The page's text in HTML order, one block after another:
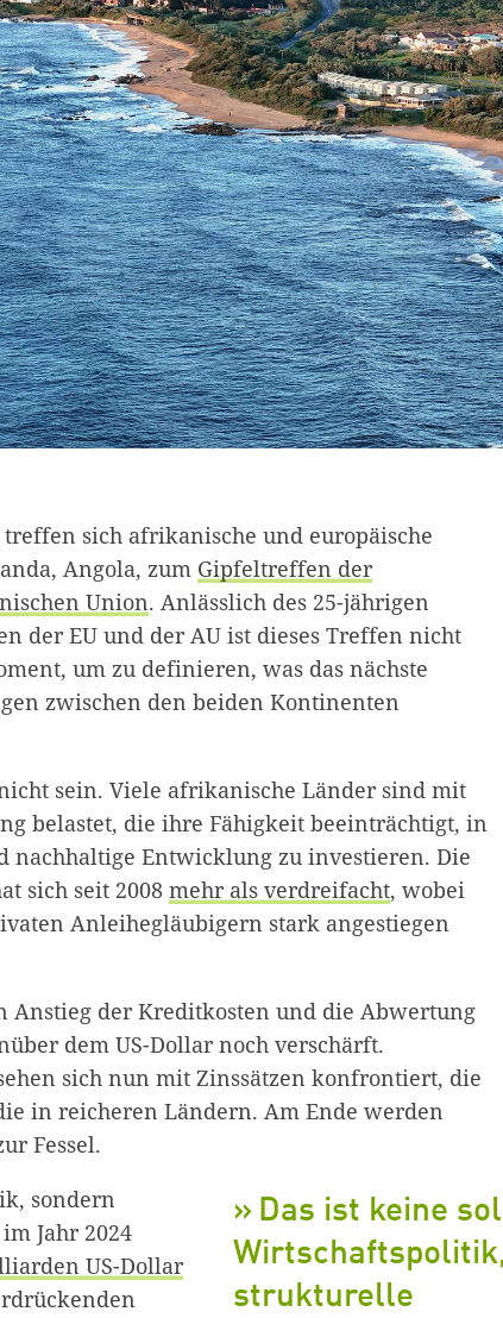
sich afrikanische und europäische
Angola, zum Gipfeltreffen der
Union. Anlässlich des 25-jährigen
der EU und der AU ist dieses Treffen nicht
um zu definieren, was das nächste
zwischen den beiden Kontinenten
sein. Viele afrikanische Länder sind mit
belastet, die ihre Fähigkeit beeinträchtigt, in
Entwicklung zu investieren. Die
sich seit 2008 mehr als verdreifacht, wobei
Anleihegläubigern stark angestiegen
Anstieg der Kreditkosten und die Abwertung
dem US-Dollar noch verschärft.
sich nun mit Zinssätzen konfrontiert, die
in reicheren Ländern. Am Ende werden
Fessel.
Das ist keine
strukturelle
sondern
Jahr 2024
US-Dollar